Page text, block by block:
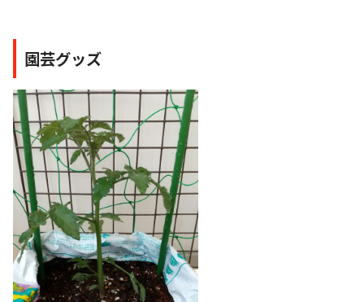
園芸グッズ